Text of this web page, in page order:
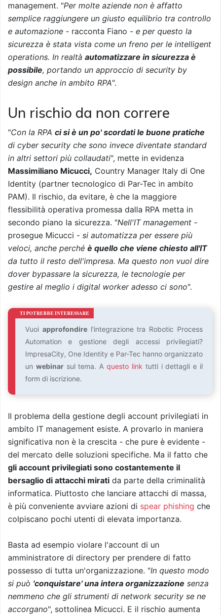
management. "Per molte aziende non è affatto
semplice raggiungere un giusto equilibrio tra controllo
e automazione - racconta Fiano - e per questo la
sicurezza è stata vista come un freno per le intelligent
operations. In realtà automatizzare in sicurezza è
possibile, portando un approccio di security by
design anche in ambito RPA".
Un rischio da non correre
"Con la RPA ci si è un po' scordati le buone pratiche
di cyber security che sono invece diventate standard
in altri settori più collaudati", mette in evidenza
Massimiliano Micucci, Country Manager Italy di One
Identity (partner tecnologico di Par-Tec in ambito
PAM). Il rischio, da evitare, è che la maggiore
flessibilità operativa promessa dalla RPA metta in
secondo piano la sicurezza. "Nell'IT management -
prosegue Micucci - si automatizza per essere più
veloci, anche perché è quello che viene chiesto all'IT
da tutto il resto dell'impresa. Ma questo non vuol dire
dover bypassare la sicurezza, le tecnologie per
gestire al meglio i digital worker adesso ci sono".
Vuoi approfondirel'integrazione tra Robotic Process
Automation e gestione degli accessi privilegiati?
ImpresaCity, One Identity e Par-Tec hanno organizzato
un webinarsul tema. Aquesto link tutti i dettagli e il
form di iscrizione.
Il problema della gestione degli account privilegiati in
ambito IT management esiste. A provarlo in maniera
significativa non è la crescita - che pure è evidente -
del mercato delle soluzioni specifiche. Ma il fatto che
gli account privilegiati sono costantemente il
bersaglio di attacchi mirati da parte della criminalità
informatica. Piuttosto che lanciare attacchi di massa,
è più conveniente avviare azioni di spear phishing che
colpiscano pochi utenti di elevata importanza.
Basta ad esempio violare l'account di un
amministratore di directory per prendere di fatto
possesso di tutta un'organizzazione. "In questo modo
si può 'conquistare' una intera organizzazione senza
nemmeno che gli strumenti di network security se ne
accorgano", sottolinea Micucci. E il rischio aumenta